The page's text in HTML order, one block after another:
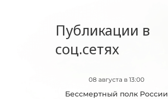
Публикации в
соц.сетях
08 августа в 13:00
Бессмертный полк России